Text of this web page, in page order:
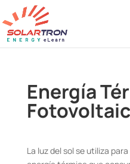
Energía
La luz del sol se utiliza